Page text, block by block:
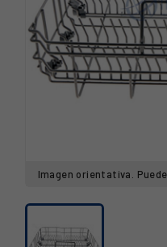
Imagen orientativa.